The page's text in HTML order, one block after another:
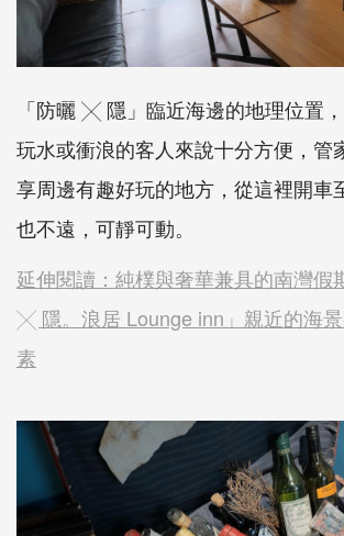
「防曬 ╳ 隱」臨近海邊的地理位置
玩水或衝浪的客人來說十分方便，管
享周邊有趣好玩的地方，從這裡開車
也不遠，可靜可動。
延伸閱讀：純樸與奢華兼具的南灣假
╳ 隱。浪居 Lounge inn」親近的海
素